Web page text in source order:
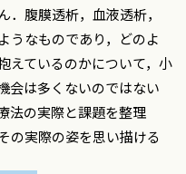
ーム医療 /岡部 祥
健一郎
骨髄性白血病の小児例 /
腹膜透析，血液透析，
うなものであり，どのよ
えているのかについて，小
会は多くないのではない
法の実際と課題を整理
の実際の姿を思い描ける